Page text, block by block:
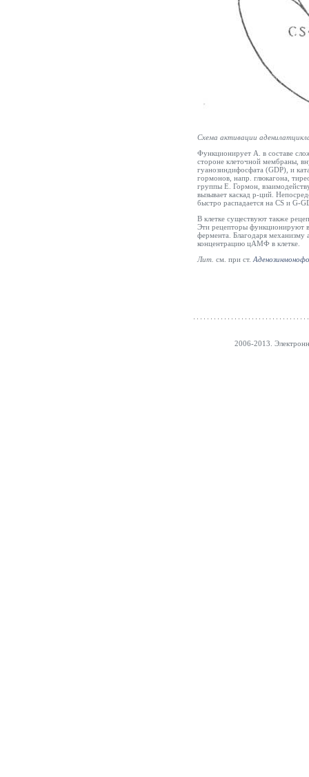
Схема активации
Функционирует А. в составе
стороне клеточной мембраны,
гуанозиндифосфата (GDP), и
гормонов, напр. глюкагона,
группы Е. Гормон,
вызывает каскад р-ций.
быстро распадается на CS и G-
В клетке существуют также
Эти рецепторы функционируют
фермента. Благодаря механизму
концентрацию цАМФ в клетке.
Лит. см. при ст.
2006-2013.